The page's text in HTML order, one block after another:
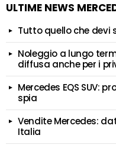
ULTIME NEWS
Tutto quello che devi
Noleggio a lungo
diffusa anche per i
Mercedes EQS SUV:
spia
Vendite Mercedes:
Italia